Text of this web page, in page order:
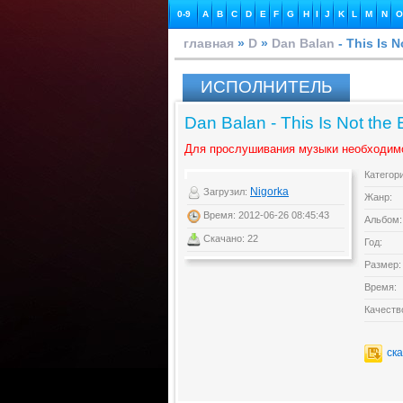
0-9 A B C D E F G H I J K L M N O
главная » D » Dan Balan - This Is
ИСПОЛНИТЕЛЬ
Dan Balan - This Is Not the
Для прослушивания музыки
Загрузил: Nigorka
Время: 2012-06-26 08:45:43
Скачано: 22
Жанр:
Альбом:
Год:
Размер:
Время: